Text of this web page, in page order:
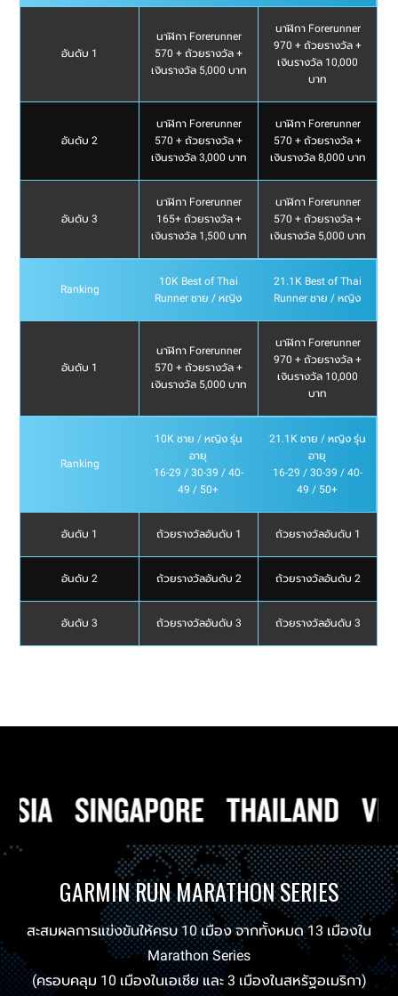
อันดับ 1
นาฬิกา Forerunner
570 + ถ้วยรางวัล +
เงินรางวัล 5,000 บาท
นาฬิกา Forerunner
970 + ถ้วยรางวัล +
เงินรางวัล 10,000
บาท
อันดับ 2
นาฬิกา Forerunner
570 + ถ้วยรางวัล +
เงินรางวัล 3,000 บาท
นาฬิกา Forerunner
570 + ถ้วยรางวัล +
เงินรางวัล 8,000 บาท
อันดับ 3
นาฬิกา Forerunner
165+ ถ้วยรางวัล +
เงินรางวัล 1,500 บาท
นาฬิกา Forerunner
570 + ถ้วยรางวัล +
เงินรางวัล 5,000 บาท
Ranking
10K Best of Thai
Runner ชาย / หญิง
21.1K Best of Thai
Runner ชาย / หญิง
อันดับ 1
นาฬิกา Forerunner
570 + ถ้วยรางวัล +
เงินรางวัล 5,000 บาท
นาฬิกา Forerunner
970 + ถ้วยรางวัล +
เงินรางวัล 10,000
บาท
Ranking
10K ชาย / หญิง รุ่น
อายุ
16-29 / 30-39 / 40-
49 / 50+
21.1K ชาย / หญิง รุ่น
อายุ
16-29 / 30-39 / 40-
49 / 50+
อันดับ 1 ถ้วยรางวัลอันดับ 1 ถ้วยรางวัลอันดับ 1
อันดับ 2 ถ้วยรางวัลอันดับ 2 ถ้วยรางวัลอันดับ 2
อันดับ 3 ถ้วยรางวัลอันดับ 3 ถ้วยรางวัลอันดับ 3
GARMIN RUN MARATHON SERIES
สะสมผลการแข่งขันให้ครบ 10 เมือง จากทั้งหมด 13 เมืองใน
Marathon Series
(ครอบคลุม 10 เมืองในเอเชีย และ 3 เมืองในสหรัฐอเมริกา)